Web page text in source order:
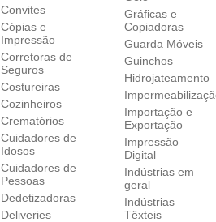
Convites
Cópias e
Impressão
Corretoras de
Seguros
Costureiras
Cozinheiros
Crematórios
Cuidadores de
Idosos
Cuidadores de
Pessoas
Dedetizadoras
Deliveries
Gráficas e
Copiadoras
Guarda Móveis
Guinchos
Hidrojateamento
Importação e
Exportação
Impressão
Digital
Indústrias em
geral
Indústrias
Têxteis